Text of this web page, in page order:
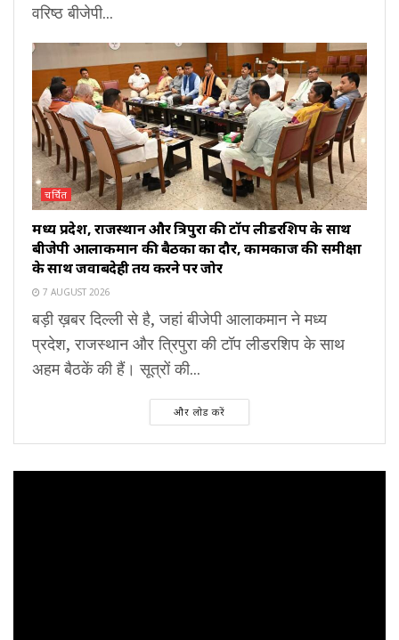
वरिष्ठ बीजेपी...
चर्चित
मध्य प्रदेश, राजस्थान और त्रिपुरा की टॉप लीडरशिप के साथ
बीजेपी आलाकमान की बैठकों का दौर, कामकाज की समीक्षा
के साथ जवाबदेही तय करने पर जोर
7 AUGUST 2026
बड़ी ख़बर दिल्ली से है, जहां बीजेपी आलाकमान ने मध्य
प्रदेश, राजस्थान और त्रिपुरा की टॉप लीडरशिप के साथ
अहम बैठकें की हैं। सूत्रों की...
और लोड करें